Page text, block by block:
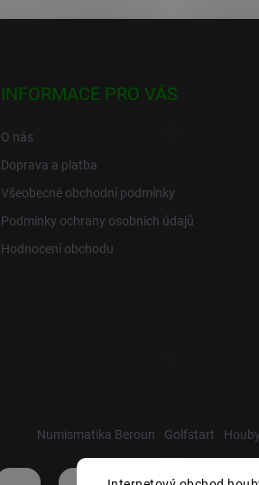
INFORMACE PRO VÁS
O nás
Doprava a platba
Všeobecné obchodní podmínky
Podmínky ochrany osobních údajů
Hodnocení obchodu
Numismatika Beroun Golfstart